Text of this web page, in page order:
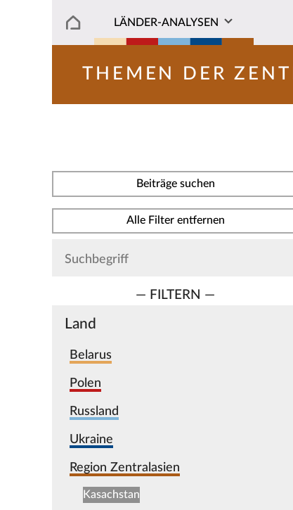
LÄNDER-ANALYSEN
THEMEN DER
Beiträge suchen
Alle Filter entfernen
— FILTERN —
Land
Belarus
Polen
Russland
Ukraine
Region Zentralasien
Kasachstan